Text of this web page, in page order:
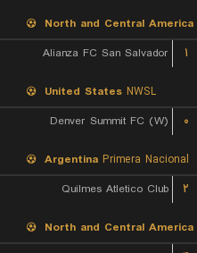
North and Central America
Alianza FC San Salvador
۱
United States NWSL
Denver Summit FC (W)
۰
Argentina Primera Nacional
Quilmes Atletico Club
۲
North and Central America